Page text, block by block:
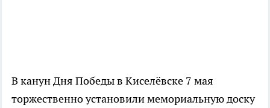
В канун Дня Победы в Киселёвске 7 мая
торжественно установили мемориальную доску